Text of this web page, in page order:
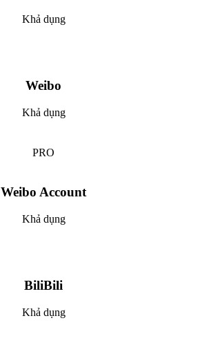
Khả dụng
Weibo
Khả dụng
PRO
Weibo Account
Khả dụng
BiliBili
Khả dụng